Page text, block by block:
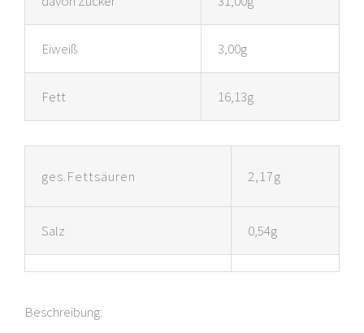
Eiweiß 3,00g
Fett 16,13g
ges.Fettsäuren 2,17g
Salz 0,54g
Beschreibung: